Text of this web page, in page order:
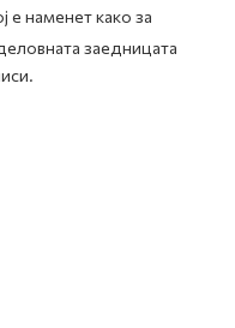
е наменет како за
заедницата